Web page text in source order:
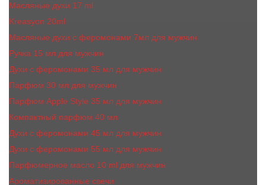
Масляные духи 17 ml
Kreasyon 20ml
Масляные духи c феромонами 7мл для мужчин
Ручка 15 мл для мужчин
Духи с феромонами 35 мл для мужчин
Парфюм 30 мл для мужчин
Парфюм Apple Style 35 мл для мужчин
Компактный парфюм 40 мл
Духи с феромонами 45 мл для мужчин
Духи с феромонами 55 мл для мужчин
Парфюмерное масло 10 ml для мужчин
Ароматизированные свечи